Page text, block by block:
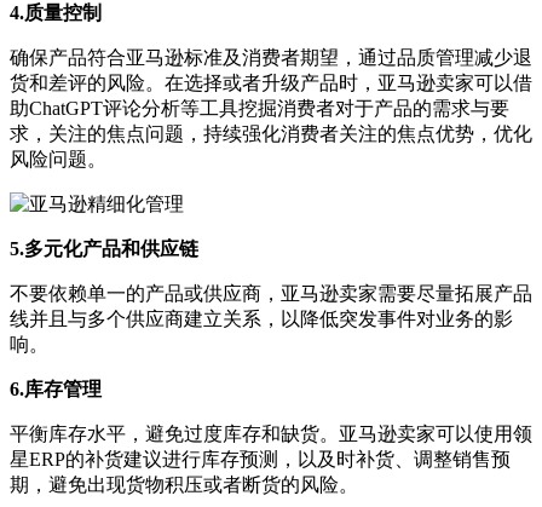
4.质量控制
确保产品符合亚马逊标准及消费者期望，通过品质管理减少退
货和差评的风险。在选择或者升级产品时，亚马逊卖家可以借
助ChatGPT评论分析等工具挖掘消费者对于产品的需求与要
求，关注的焦点问题，持续强化消费者关注的焦点优势，优化
风险问题。
5.多元化产品和供应链
不要依赖单一的产品或供应商，亚马逊卖家需要尽量拓展产品
线并且与多个供应商建立关系，以降低突发事件对业务的影
响。
6.库存管理
平衡库存水平，避免过度库存和缺货。亚马逊卖家可以使用领
星ERP的补货建议进行库存预测，以及时补货、调整销售预
期，避免出现货物积压或者断货的风险。